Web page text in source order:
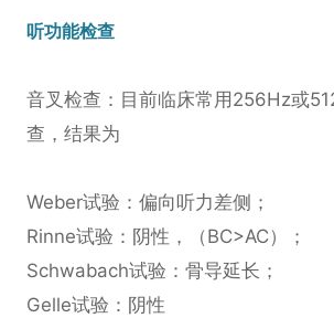
听功能检查
音叉检查：目前临床常用256Hz或
查，结果为
Weber试验：偏向听力差侧；
Rinne试验：阴性，（BC>AC）；
Schwabach试验：骨导延长；
Gelle试验：阴性